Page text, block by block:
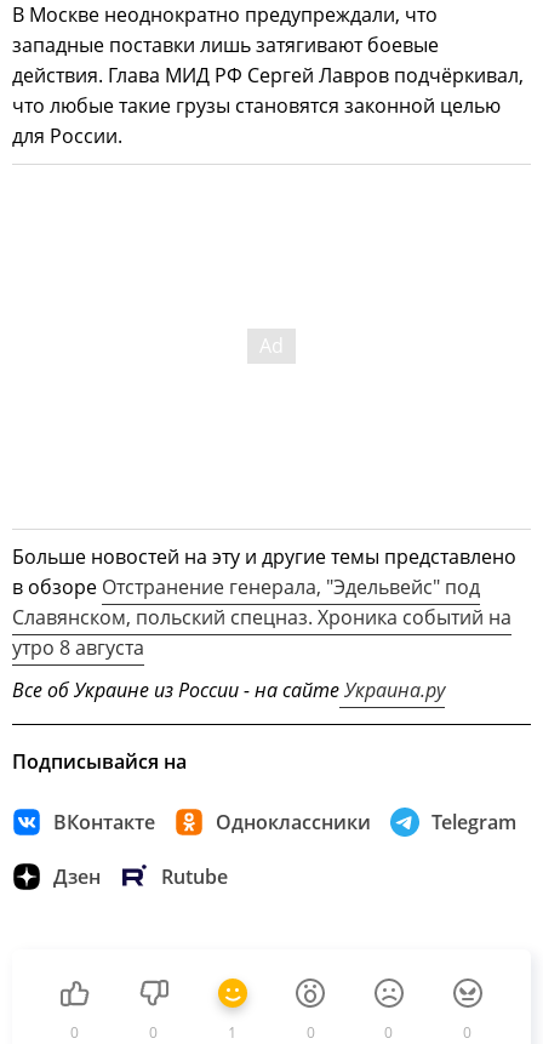
В Москве неоднократно предупреждали, что
западные поставки лишь затягивают боевые
действия. Глава МИД РФ Сергей Лавров подчёркивал,
что любые такие грузы становятся законной целью
для России.
Больше новостей на эту и другие темы представлено
в обзоре Отстранение генерала, "Эдельвейс" под
Славянском, польский спецназ. Хроника событий на
утро 8 августа
Все об Украине из России - на сайтеУкраина.ру
Подписывайся на
ВКонтакте Одноклассники Telegram
Дзен Rutube
0 0 1 0 0 0